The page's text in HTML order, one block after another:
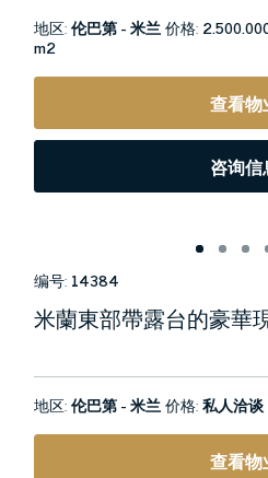
地区:伦巴第 - 米兰价格:
m2
查看物
咨询信
编号: 14384
米蘭東部帶露台的豪華
地区:伦巴第 - 米兰价格:私人洽谈
查看物